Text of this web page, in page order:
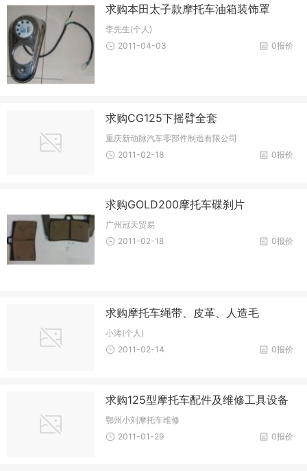
求购本田太子款摩托车油箱装饰罩
李先生(个人)
0报价
2011-04-03
求购CG125下摇臂全套
重庆新动脉汽车零部件制造有限公司
0报价
2011-02-18
求购GOLD200摩托车碟刹片
广州冠天贸易
0报价
2011-02-18
求购摩托车绳带、皮革、人造毛
小涛(个人)
0报价
2011-02-14
求购125型摩托车配件及维修工具设备
鄂州小刘摩托车维修
0报价
2011-01-29